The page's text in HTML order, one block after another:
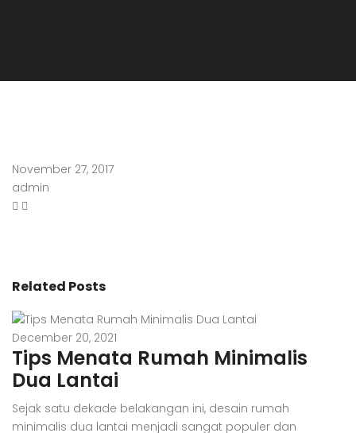
November 27, 2017
admin
Related Posts
December 20, 2021
Tips Menata Rumah Minimalis
Dua Lantai
Sejak satu dekade belakangan ini, desain rumah
minimalis dua lantai menjadi sangat populer dan